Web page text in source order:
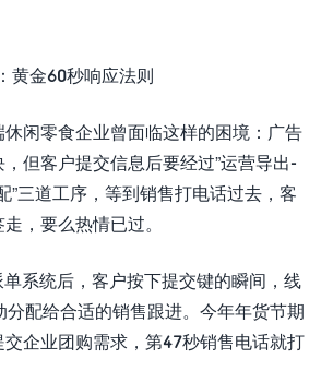
黄金60秒响应法则
闲零食企业曾面临这样的困境：广告
但客户提交信息后要经过”运营导出-
”三道工序，等到销售打电话过去，客
，要么热情已过。
系统后，客户按下提交键的瞬间，线
分配给合适的销售跟进。今年年货节期
企业团购需求，第47秒销售电话就打